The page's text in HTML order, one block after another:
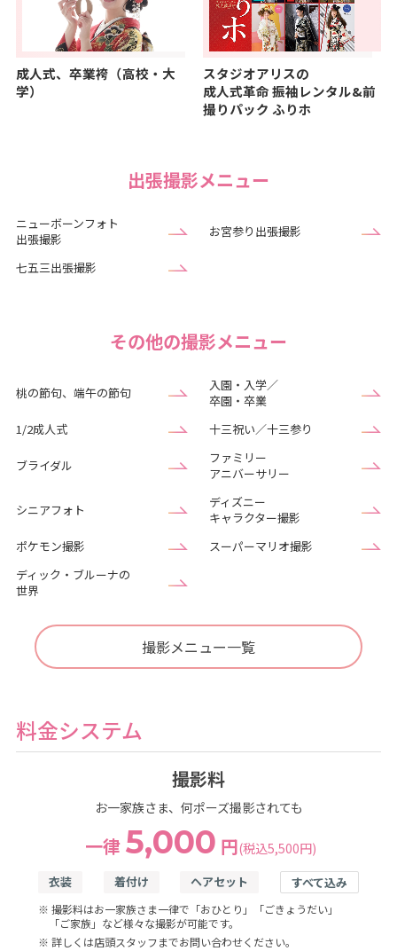
成人式、卒業袴（高校・大
学）
スタジオアリスの
成人式革命振袖レンタル&前
撮りパック ふりホ
出張撮影メニュー
ニューボーンフォト
出張撮影
お宮参り出張撮影
七五三出張撮影
その他の撮影メニュー
桃の節句、端午の節句
入園・入学／
卒園・卒業
1/2成人式
十三祝い／十三参り
ブライダル
ファミリー
アニバーサリー
シニアフォト
ディズニー
キャラクター撮影
ポケモン撮影
スーパーマリオ撮影
ディック・ブルーナの
世界
撮影メニュー一覧
料金システム
撮影料
お一家族さま、何ポーズ撮影されても
一律 5,000 円(税込5,500円)
衣装 着付け ヘアセット すべて込み
※ 撮影料はお一家族さま一律で「おひとり」「ごきょうだい」
「ご家族」など様々な撮影が可能です。
※ 詳しくは店頭スタッフまでお問い合わせください。